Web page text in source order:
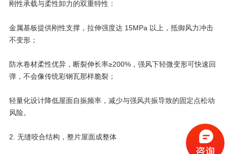
刚性承载与柔性卸力的双重特性：
金属基板提供刚性支撑，拉伸强度达 15MPa 以上，抵御风力冲击
不变形；
防水卷材柔性优异，断裂伸长率≥200%，强风下轻微变形可快速回
弹，不会像传统彩钢瓦那样脆裂；
轻量化设计降低屋面自振频率，减少与强风共振导致的固定点松动
风险。
2. 无缝咬合结构，整片屋面成整体